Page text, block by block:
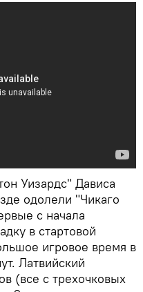
Уизардс" Дависа
одолели "Чикаго
с начала
в стартовой
игровое время в
Латвийский
(все с трехочковых